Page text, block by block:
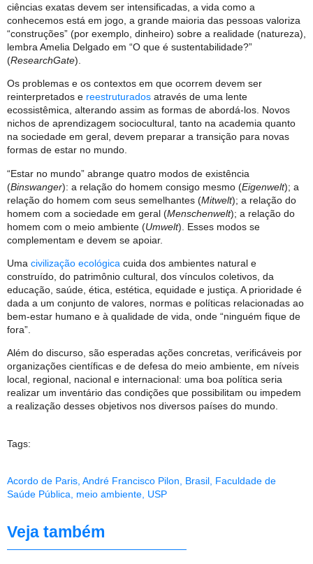
ciências exatas devem ser intensificadas, a vida como a
conhecemos está em jogo, a grande maioria das pessoas valoriza
“construções” (por exemplo, dinheiro) sobre a realidade (natureza),
lembra Amelia Delgado em “O que é sustentabilidade?”
(ResearchGate).
Os problemas e os contextos em que ocorrem devem ser
reinterpretados e reestruturados através de uma lente
ecossistêmica, alterando assim as formas de abordá-los. Novos
nichos de aprendizagem sociocultural, tanto na academia quanto
na sociedade em geral, devem preparar a transição para novas
formas de estar no mundo.
“Estar no mundo” abrange quatro modos de existência
(Binswanger): a relação do homem consigo mesmo (Eigenwelt); a
relação do homem com seus semelhantes (Mitwelt); a relação do
homem com a sociedade em geral (Menschenwelt); a relação do
homem com o meio ambiente (Umwelt). Esses modos se
complementam e devem se apoiar.
Uma civilização ecológica cuida dos ambientes natural e
construído, do patrimônio cultural, dos vínculos coletivos, da
educação, saúde, ética, estética, equidade e justiça. A prioridade é
dada a um conjunto de valores, normas e políticas relacionadas ao
bem-estar humano e à qualidade de vida, onde “ninguém fique de
fora”.
Além do discurso, são esperadas ações concretas, verificáveis por
organizações científicas e de defesa do meio ambiente, em níveis
local, regional, nacional e internacional: uma boa política seria
realizar um inventário das condições que possibilitam ou impedem
a realização desses objetivos nos diversos países do mundo.
Tags:
Acordo de Paris André Francisco Pilon Brasil Faculdade de
Saúde Pública
meio ambiente USP
Veja também